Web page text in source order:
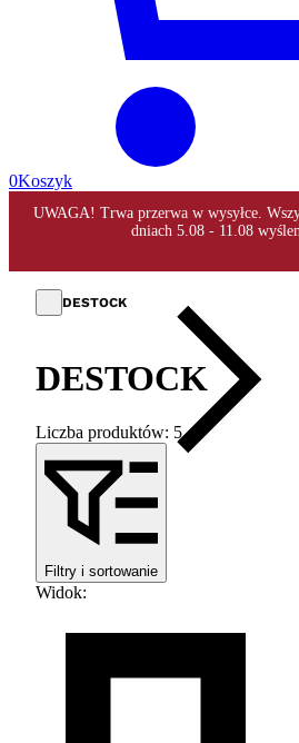
0Koszyk
DESTOCK
DESTOCK
Liczba produktów: 5
Filtry i sortowanie
Widok: